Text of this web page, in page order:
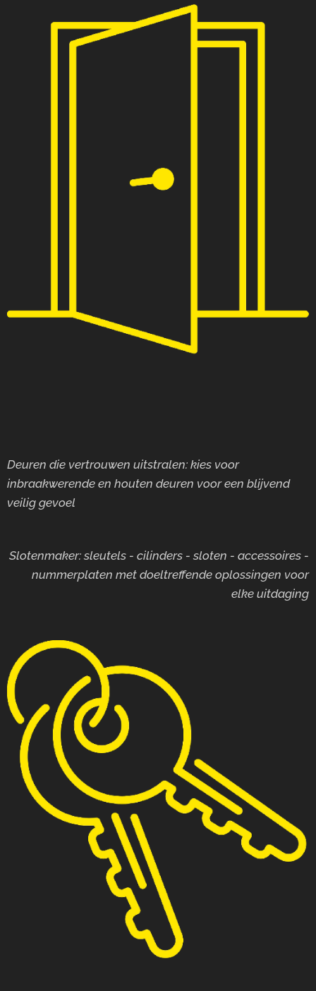
Deuren die vertrouwen uitstralen: kies voor
inbraakwerende en houten deuren vooreen blijvend
veilig gevoel
Slotenmaker: sleutels - cilinders - sloten - accessoires -
nummerplaten met doeltreffende oplossingen voor
elke uitdaging